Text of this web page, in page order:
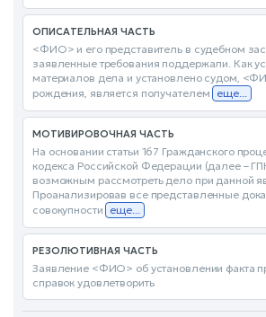
ОПИСАТЕЛЬНАЯ ЧАСТЬ
<ФИО> и его представитель в судебном
заявленные требования поддержали. Как
материалов дела и установлено судом,
рождения, является получателем еще...
МОТИВИРОВОЧНАЯ ЧАСТЬ
На основании статьи 167 Гражданского
кодекса Российской Федерации (далее –
возможным рассмотреть дело при данной
Проанализировав все представленные
совокупности еще...
РЕЗОЛЮТИВНАЯ ЧАСТЬ
Заявление <ФИО> об установлении факта
справок удовлетворить